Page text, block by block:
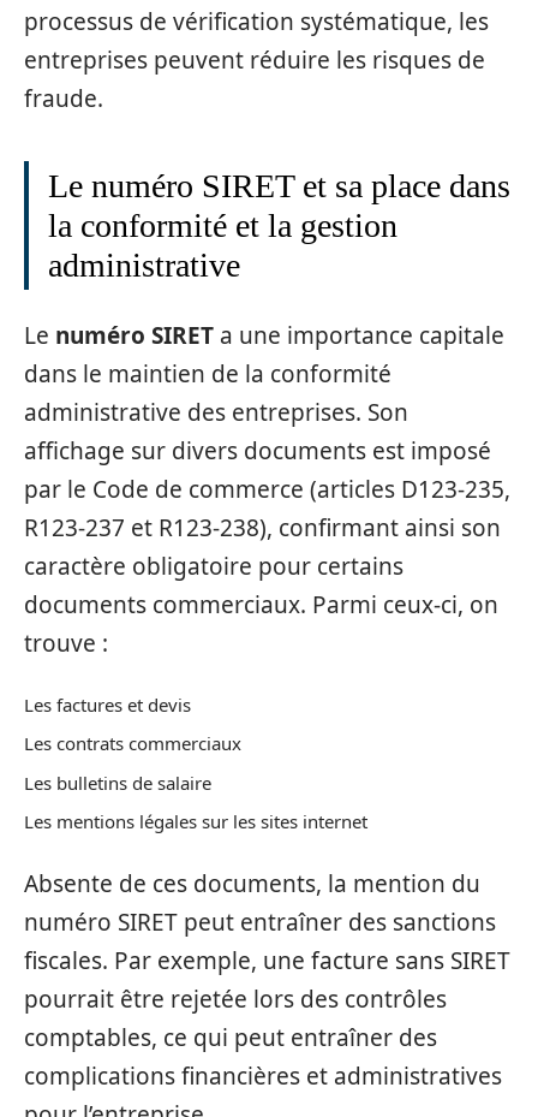
processus de vérification systématique, les
entreprises peuvent réduire les risques de
fraude.
Le numéro SIRET et sa place dans
la conformité et la gestion
administrative
Le numéro SIRET a une importance capitale
dans le maintien de la conformité
administrative des entreprises. Son
affichage sur divers documents est imposé
par le Code de commerce (articles D123-235,
R123-237 et R123-238), confirmant ainsi son
caractère obligatoire pour certains
documents commerciaux. Parmi ceux-ci, on
trouve :
Les factures et devis
Les contrats commerciaux
Les bulletins de salaire
Les mentions légales sur les sites internet
Absente de ces documents, la mention du
numéro SIRET peut entraîner des sanctions
fiscales. Par exemple, une facture sans SIRET
pourrait être rejetée lors des contrôles
comptables, ce qui peut entraîner des
complications financières et administratives